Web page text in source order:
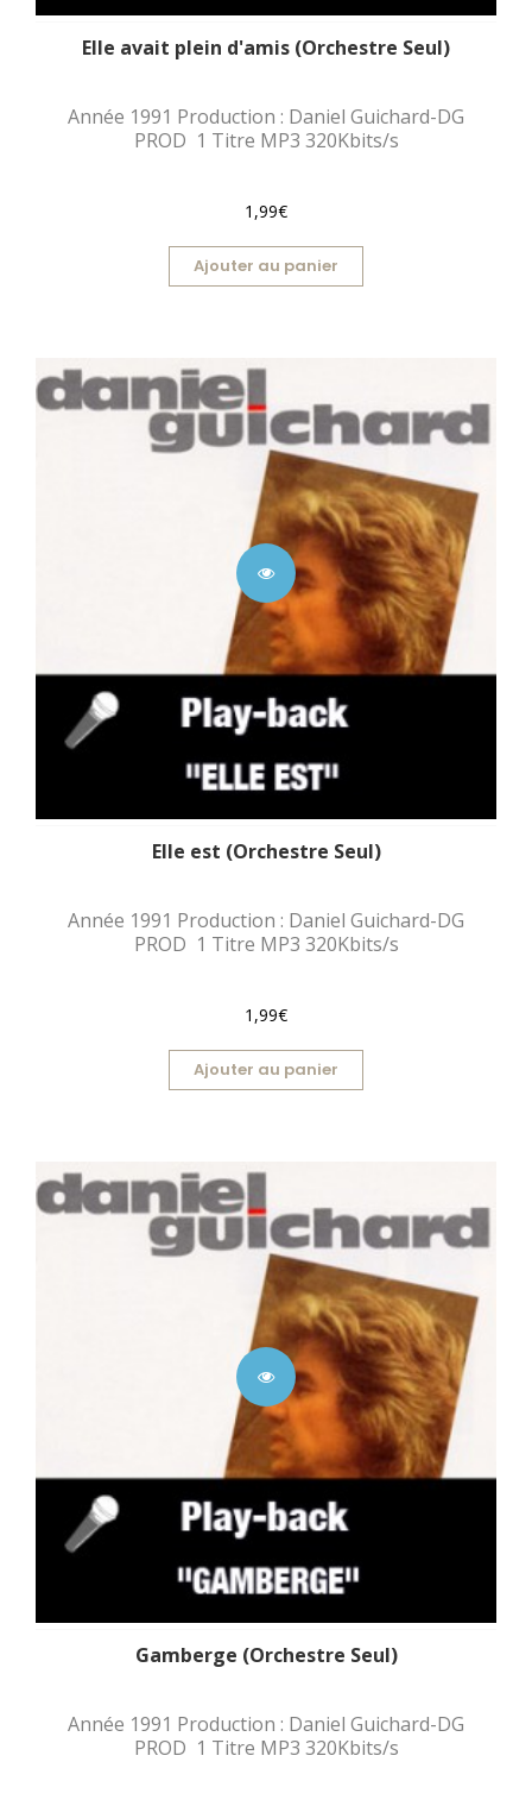
Elle avait plein d'amis (Orchestre Seul)
Année 1991 Production : Daniel Guichard-DG
PROD 1 Titre MP3 320Kbits/s
1,99€
Ajouter au panier
Elle est (Orchestre Seul)
Année 1991 Production : Daniel Guichard-DG
PROD 1 Titre MP3 320Kbits/s
1,99€
Ajouter au panier
Gamberge (Orchestre Seul)
Année 1991 Production : Daniel Guichard-DG
PROD 1 Titre MP3 320Kbits/s